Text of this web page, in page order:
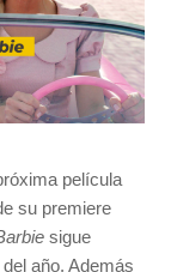
película
su premiere
sigue
año. Además